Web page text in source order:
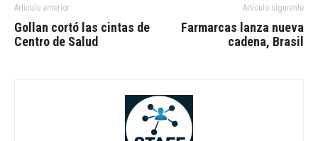
Artículo anterior
Gollan cortó las cintas de
Centro de Salud
Artículo siguiente
Farmarcas lanza nueva
cadena, Brasil